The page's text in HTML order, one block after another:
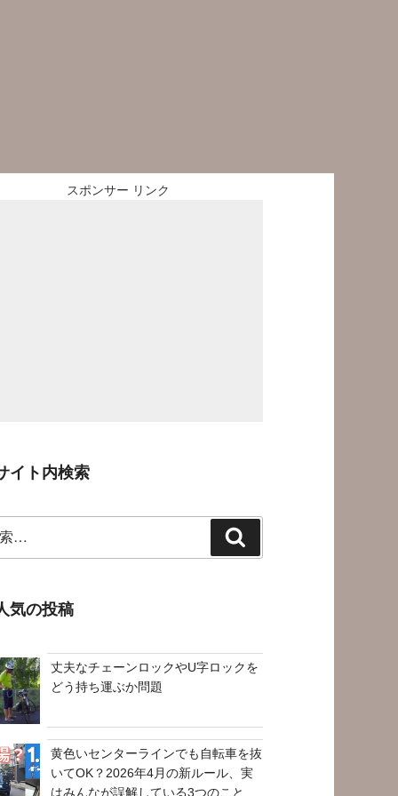
スポンサー リンク
イト内検索
索
気の投稿
丈夫なチェーンロックやU字ロックを
どう持ち運ぶか問題
黄色いセンターラインでも自転車を抜
いてOK？2026年4月の新ルール、実
はみんなが誤解している3つのこと